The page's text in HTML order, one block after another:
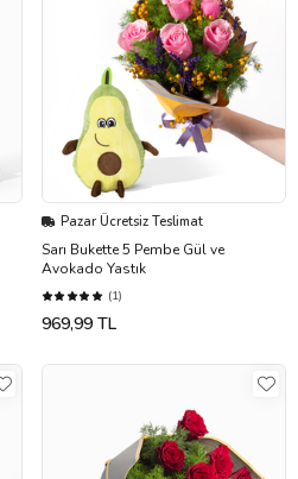
Pazar Ücretsiz Teslimat
Sarı Bukette 5 Pembe Gül ve
Avokado Yastık
(1)
969,99 TL